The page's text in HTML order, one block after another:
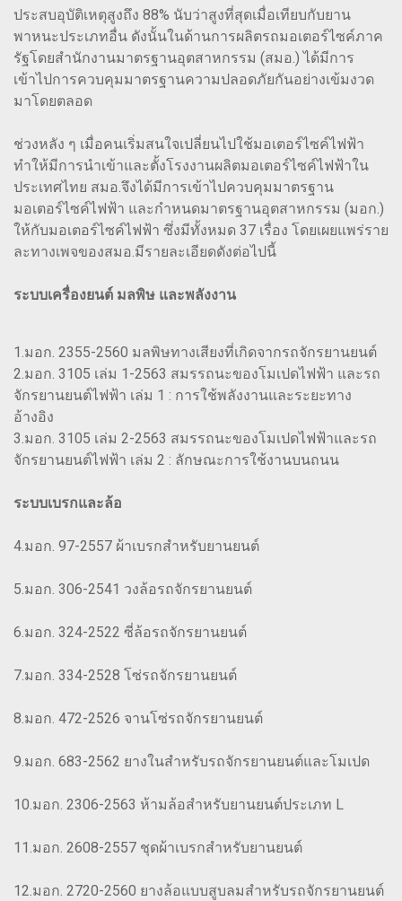
ประสบอุบัติเหตุสูงถึง 88% นับว่าสูงที่สุดเมื่อเทียบกับยาน
พาหนะประเภทอื่น ดังนั้นในด้านการผลิตรถมอเตอร์ไซค์ภาค
รัฐโดยสำนักงานมาตรฐานอุตสาหกรรม (สมอ.) ได้มีการ
เข้าไปการควบคุมมาตรฐานความปลอดภัยกันอย่างเข้มงวด
มาโดยตลอด
ช่วงหลัง ๆ เมื่อคนเริ่มสนใจเปลี่ยนไปใช้มอเตอร์ไซค์ไฟฟ้า
ทำให้มีการนำเข้าและตั้งโรงงานผลิตมอเตอร์ไซค์ไฟฟ้าใน
ประเทศไทย สมอ.จึงได้มีการเข้าไปควบคุมมาตรฐาน
มอเตอร์ไซค์ไฟฟ้า และกำหนดมาตรฐานอุตสาหกรรม (มอก.)
ให้กับมอเตอร์ไซค์ไฟฟ้า ซึ่งมีทั้งหมด 37 เรื่อง โดยเผยแพร่ราย
ละทางเพจของสมอ.มีรายละเอียดดังต่อไปนี้
ระบบเครื่องยนต์ มลพิษ และพลังงาน
1.มอก. 2355-2560 มลพิษทางเสียงที่เกิดจากรถจักรยานยนต์
2.มอก. 3105 เล่ม 1-2563 สมรรถนะของโมเปดไฟฟ้า และรถ
จักรยานยนต์ไฟฟ้า เล่ม 1 : การใช้พลังงานและระยะทาง
อ้างอิง
3.มอก. 3105 เล่ม 2-2563 สมรรถนะของโมเปดไฟฟ้าและรถ
จักรยานยนต์ไฟฟ้า เล่ม 2 : ลักษณะการใช้งานบนถนน
ระบบเบรกและล้อ
4.มอก. 97-2557 ผ้าเบรกสำหรับยานยนต์
5.มอก. 306-2541 วงล้อรถจักรยานยนต์
6.มอก. 324-2522 ซี่ล้อรถจักรยานยนต์
7.มอก. 334-2528 โซ่รถจักรยานยนต์
8.มอก. 472-2526 จานโซ่รถจักรยานยนต์
9.มอก. 683-2562 ยางในสำหรับรถจักรยานยนต์และโมเปด
10.มอก. 2306-2563 ห้ามล้อสำหรับยานยนต์ประเภท L
11.มอก. 2608-2557 ชุดผ้าเบรกสำหรับยานยนต์
12.มอก. 2720-2560 ยางล้อแบบสูบลมสำหรับรถจักรยานยนต์